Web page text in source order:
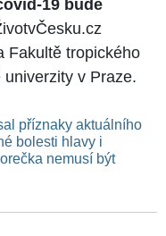
19 bude
Fakultě tropického
v Praze.
příznaky aktuálního
bolesti hlavy i
nemusí být